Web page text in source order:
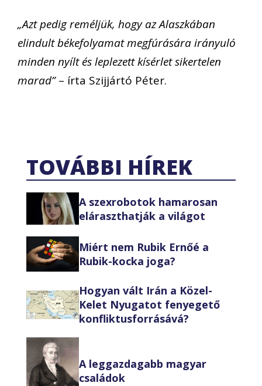
„Azt pedig reméljük, hogy az Alaszkában
elindult békefolyamat megfúrására irányuló
minden nyílt és leplezett kísérlet sikertelen
marad”– írta Szijjártó Péter.
TOVÁBBI HÍREK
A szexrobotok hamarosan
eláraszthatják a világot
Miért nem Rubik Ernőé a
Rubik-kocka joga?
Hogyan vált Irán a Közel-
Kelet Nyugatot fenyegető
konfliktusforrásává?
A leggazdagabb magyar
családok